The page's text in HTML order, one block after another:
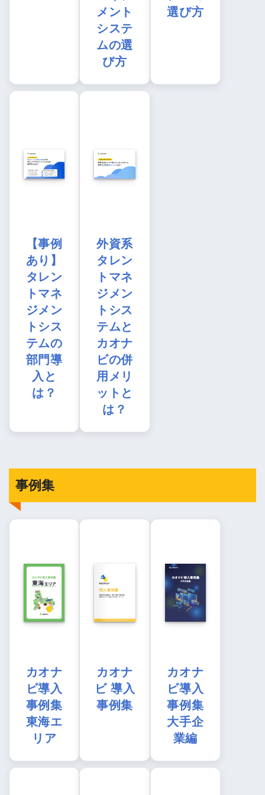
メント
システ
ムの選
び方
選び方
【事例
あり】
タレン
トマネ
ジメン
トシス
テムの
部門導
入と
は？
外資系
タレン
トマネ
ジメン
トシス
テムと
カオナ
ビの併
用メリ
ットと
は？
事例集
カオナ
ビ導入
事例集
東海エ
リア
カオナ
ビ 導入
事例集
カオナ
ビ導入
事例集
大手企
業編